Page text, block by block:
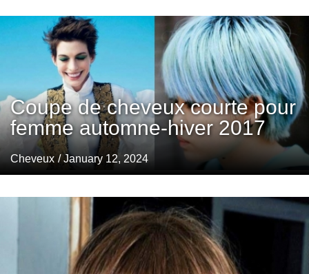
Coupe de cheveux courte pour
femme automne-hiver 2017
Cheveux / January 12, 2024